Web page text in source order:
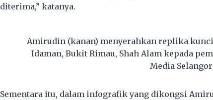
diterima,” katanya.
Amirudin (kanan) menyerahkan replika
Idaman, Bukit Rimau, Shah Alam kepada
Media Selangor
Sementara itu, dalam infografik yang dikongsi